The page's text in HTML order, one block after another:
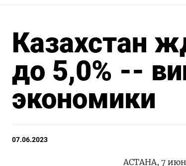
Казахстан
до 5,0% --
экономики
07.06.2023
АСТАНА, 7 июн